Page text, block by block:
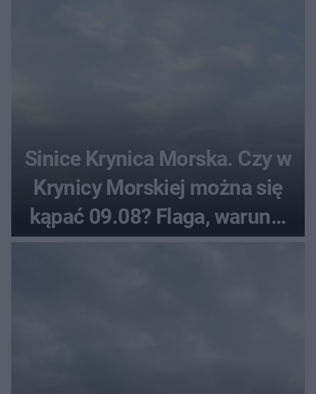
Sinice Krynica Morska. Czy w
Krynicy Morskiej można się
kąpać 09.08? Flaga, warunki
pogodowe